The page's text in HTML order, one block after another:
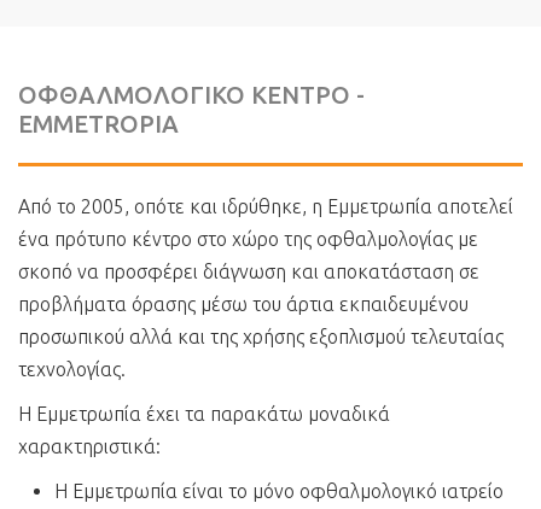
ΟΦΘΑΛΜΟΛΟΓΙΚΟ ΚΕΝΤΡΟ -
EMMETROPIA
Από το 2005, οπότε και ιδρύθηκε, η Εμμετρωπία αποτελεί
ένα πρότυπο κέντρο στο χώρο της οφθαλμολογίας με
σκοπό να προσφέρει διάγνωση και αποκατάσταση σε
προβλήματα όρασης μέσω του άρτια εκπαιδευμένου
προσωπικού αλλά και της χρήσης εξοπλισμού τελευταίας
τεχνολογίας.
Η Εμμετρωπία έχει τα παρακάτω μοναδικά
χαρακτηριστικά:
Η Εμμετρωπία είναι το μόνο οφθαλμολογικό ιατρείο